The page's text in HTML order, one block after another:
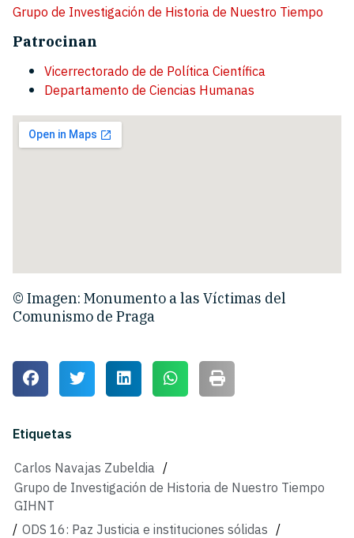
Grupo de Investigación de Historia de Nuestro Tiempo
Patrocinan
Vicerrectorado de de Política Científica
Departamento de Ciencias Humanas
© Imagen: Monumento a las Víctimas del
Comunismo de Praga
Etiquetas
Carlos Navajas Zubeldia /
Grupo de Investigación de Historia de Nuestro Tiempo
GIHNT
/ ODS 16: Paz Justicia e instituciones sólidas /